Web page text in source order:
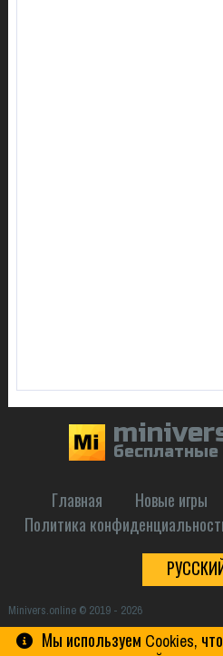
Мы используем Cookies,
Главная Новые игры
Политика
Minivers.online © 2019 - 2026